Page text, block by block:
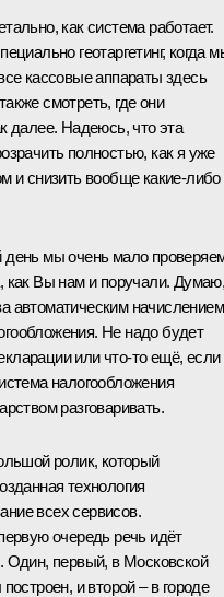
как система работает.
геотаргетинг, когда
кассовые аппараты здесь
смотреть, где они
далее. Надеюсь, что эта
полностью, как я уже
и снизить вообще какие-либо
день мы очень мало
как Вы нам и поручали.
автоматическим начислением
Не надо будет
или что-то ещё, если
налогообложения
разговаривать.
ролик, который
технология
всех сервисов.
очередь речь идёт
Один, первый, в Московской
и второй – в городе